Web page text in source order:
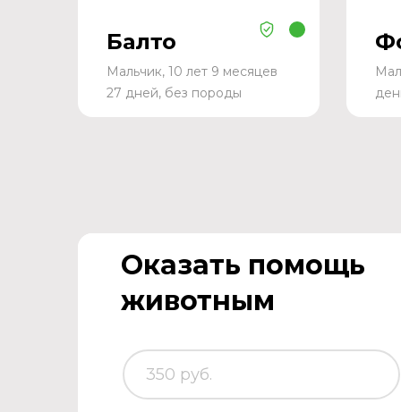
Балто
Мальчик, 10 лет 9 месяцев
27 дней, без породы
Оказать помощь
животным